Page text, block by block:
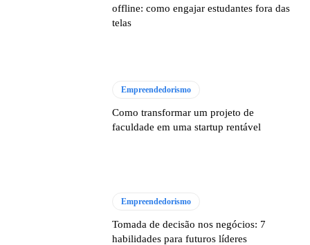
offline: como engajar estudantes fora das
telas
Empreendedorismo
Como transformar um projeto de
faculdade em uma startup rentável
Empreendedorismo
Tomada de decisão nos negócios: 7
habilidades para futuros líderes